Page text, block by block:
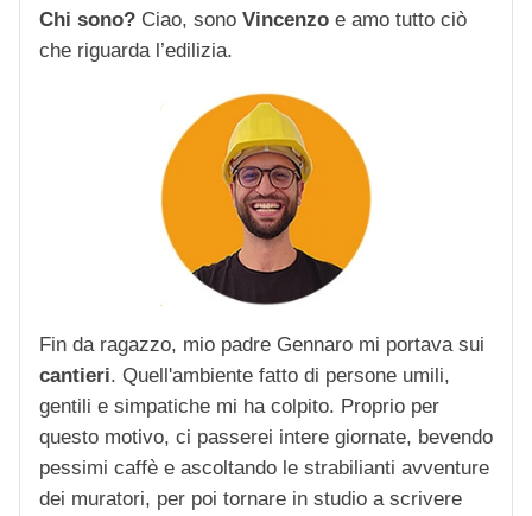
Chi sono? Ciao, sono Vincenzo e amo tutto ciò
che riguarda l’edilizia.
Fin da ragazzo, mio padre Gennaro mi portava sui
cantieri. Quell'ambiente fatto di persone umili,
gentili e simpatiche mi ha colpito. Proprio per
questo motivo, ci passerei intere giornate, bevendo
pessimi caffè e ascoltando le strabilianti avventure
dei muratori, per poi tornare in studio a scrivere